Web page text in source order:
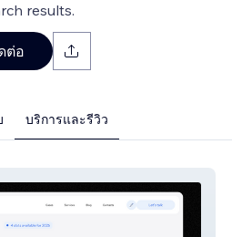
results.
ต่อ
บริการและรีวิว